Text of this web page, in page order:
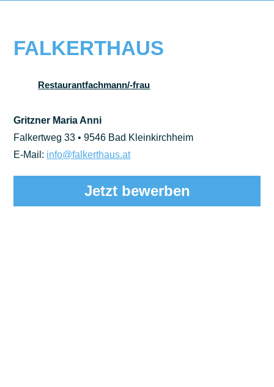
FALKERTHAUS
Restaurantfachmann/-frau
Gritzner Maria Anni
Falkertweg 33 • 9546 Bad Kleinkirchheim
E-Mail: info@falkerthaus.at
Jetzt bewerben